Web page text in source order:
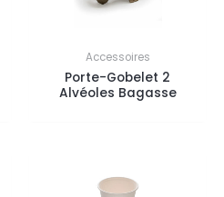
Accessoires
Porte-Gobelet 2
Alvéoles Bagasse